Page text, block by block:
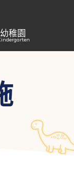
稚園